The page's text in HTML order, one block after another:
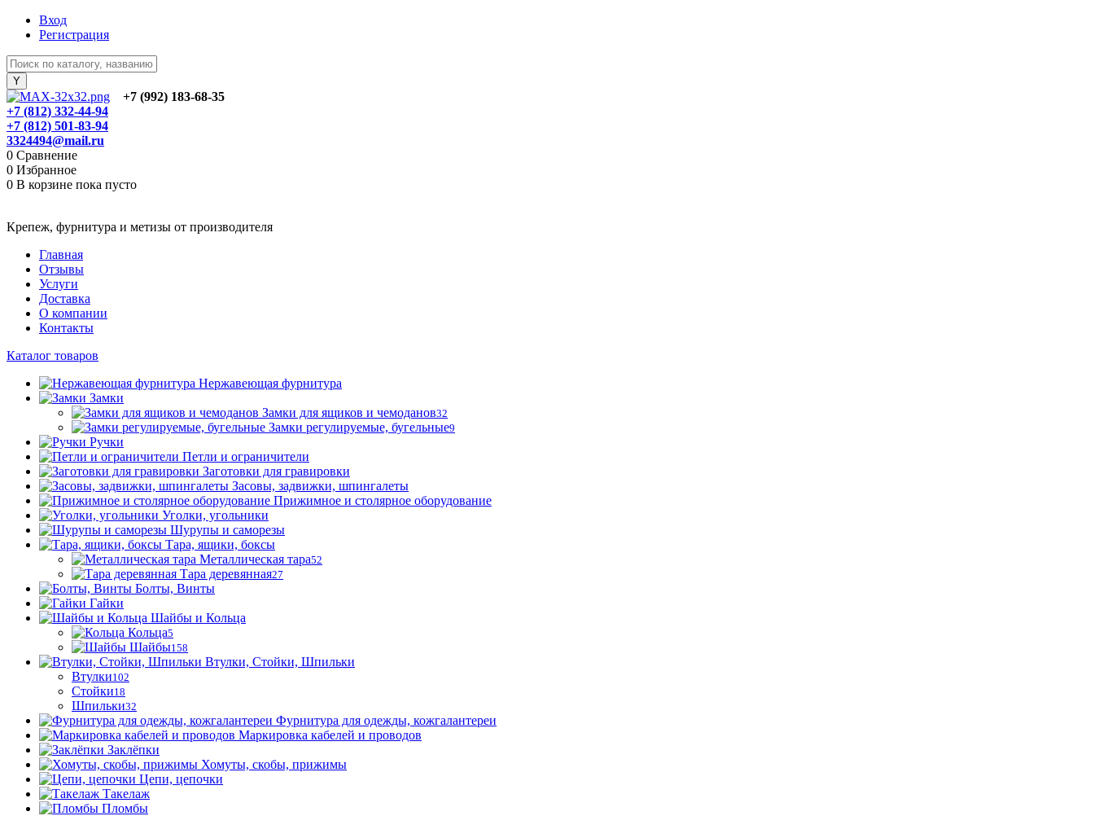
Вход
Регистрация
+7 (992) 183-68-35
+7 (812) 332-44-94
+7 (812) 501-83-94
3324494@mail.ru
0 Сравнение
0 Избранное
0 В корзине пока пусто
Крепеж, фурнитура и метизы от производителя
Главная
Отзывы
Услуги
Доставка
О компании
Контакты
Каталог товаров
Нержавеющая фурнитура
Замки
Замки для ящиков и чемоданов32
Замки регулируемые, бугельные9
Ручки
Петли и ограничители
Заготовки для гравировки
Засовы, задвижки, шпингалеты
Прижимное и столярное оборудование
Уголки, угольники
Шурупы и саморезы
Тара, ящики, боксы
Металлическая тара52
Тара деревянная27
Болты, Винты
Гайки
Шайбы и Кольца
Кольца5
Шайбы158
Втулки, Стойки, Шпильки
Втулки102
Стойки18
Шпильки32
Фурнитура для одежды, кожгалантереи
Маркировка кабелей и проводов
Заклёпки
Хомуты, скобы, прижимы
Цепи, цепочки
Такелаж
Пломбы